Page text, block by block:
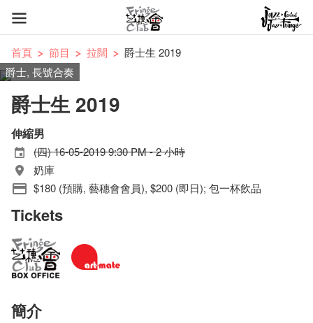
首頁 節目 拉闊
爵士生 2019
爵士, 長號合奏
爵士生 2019
伸縮男
(四) 16-05-2019 9:30 PM - 2 小時
奶庫
$180 (預購, 藝穗會會員), $200 (即日); 包一杯飲品
Tickets
簡介